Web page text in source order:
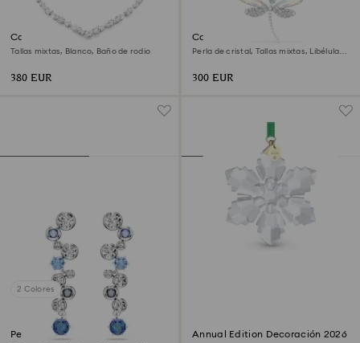
Conjunto Mesmera
Tallas mixtas, Blanco, Baño de rodio
380 EUR
Colgante y broche Ariana
Grande x Swarovski
Perla de cristal, Tallas mixtas, Libélula,
300 EUR
2 Colores
Pendientes Constella Annual Edition Decoración 2026